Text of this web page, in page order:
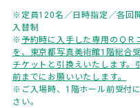
※定員120名／日時指定／各回
入替制
※予約時に入手した専用のＱＲ
を、東京都写真美術館1階総合
チケットと引換えいたします
前までにお願いいたします。
※ご入場時、1階ホール前受付
さい。